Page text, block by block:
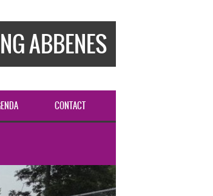
ABBENES
CONTACT